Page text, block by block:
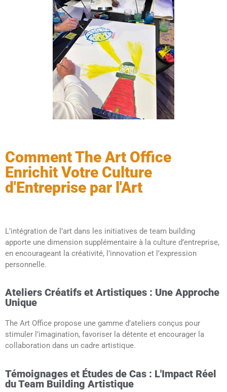
Comment The Art Office
Enrichit Votre Culture
d'Entreprise par l'Art
L’intégration de l’art dans les initiatives de team building
apporte une dimension supplémentaire à la culture d’entreprise,
en encourageant la créativité, l’innovation et l’expression
personnelle.
Ateliers Créatifs et Artistiques : Une Approche
Unique
The Art Office propose une gamme d’ateliers conçus pour
stimuler l’imagination, favoriser la détente et encourager la
collaboration dans un cadre artistique.
Témoignages et Études de Cas : L'Impact Réel
du Team Building Artistique